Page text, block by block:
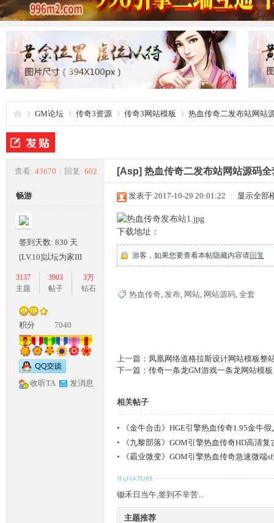
夜
游
»
GM论坛
›
传奇3资源 传奇3网站模板
›
热血传奇二发布站网站
查看: 43670 | 回复: 602 [Asp] 热血传奇二发布站网站源码全
畅游
签到天数: 830 天
[LV.10]以坛为家III
3137
主题
3903
帖子
3万
钻石
积分 7040
收听TA 发消息
发表于 2017-10-29 20:01:22 | 显示全部
下载地址：
游客，如果您要查看本帖隐藏内容请回复
热血传奇, 发布, 网站, 网站源码, 全套
上一篇： 凤凰网络道格拉斯设计网站模板整
下一篇： 传奇一条龙GM游戏一条龙网站模板
相关帖子
•
《金牛合击》HGE引擎热血传奇1.95金牛
•
《九黎部落》GOM引擎热血传奇HD高清
•
《霸业微变》GOM引擎热血传奇急速微端
锄禾日当午,签到不辛苦...
主题推荐